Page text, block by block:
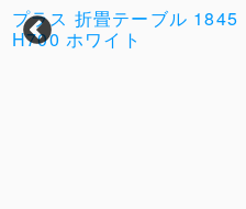
プラス 折畳テーブル 1845
H700 ホワイト